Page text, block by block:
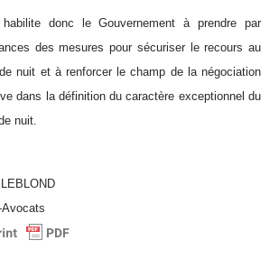
donc le Gouvernement à prendre par
des mesures pour sécuriser le recours au
nuit et à renforcer le champ de la négociation
dans la définition du caractère exceptionnel du
nuit.